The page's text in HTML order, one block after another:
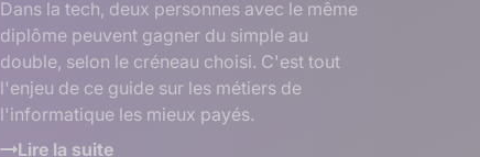
Dans la tech, deux personnes avec le même
diplôme peuvent gagner du simple au
double, selon le créneau choisi. C'est tout
l'enjeu de ce guide sur les métiers de
l'informatique les mieux payés.
Lire la suite